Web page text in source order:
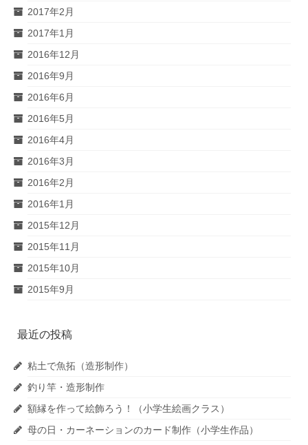
2017年2月
2017年1月
2016年12月
2016年9月
2016年6月
2016年5月
2016年4月
2016年3月
2016年2月
2016年1月
2015年12月
2015年11月
2015年10月
2015年9月
最近の投稿
粘土で魚拓（造形制作）
釣り竿・造形制作
額縁を作って絵飾ろう！（小学生絵画クラス）
母の日・カーネーションのカード制作（小学生作品）